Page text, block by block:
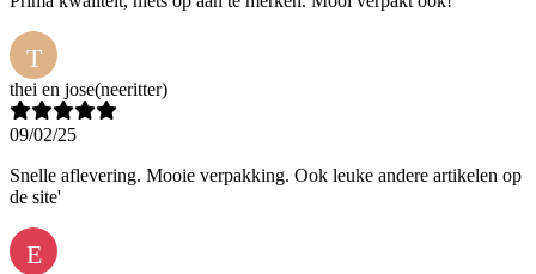
T
thei en jose(neeritter)
09/02/25
Snelle aflevering. Mooie verpakking. Ook leuke andere artikelen op
de site'
E